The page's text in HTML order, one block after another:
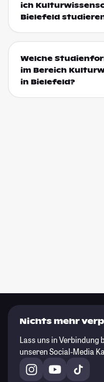
ich
Bielefeld
Welche
im Bereich
in Bielefeld?
Nichts mehr
Lass uns in Verbindung
unseren Social-Media